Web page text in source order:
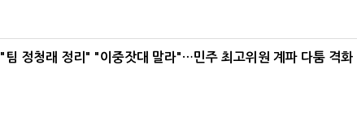
"팀 정청래 정리" "이중잣대 말라"…민주 최고위원 계파 다툼 격화